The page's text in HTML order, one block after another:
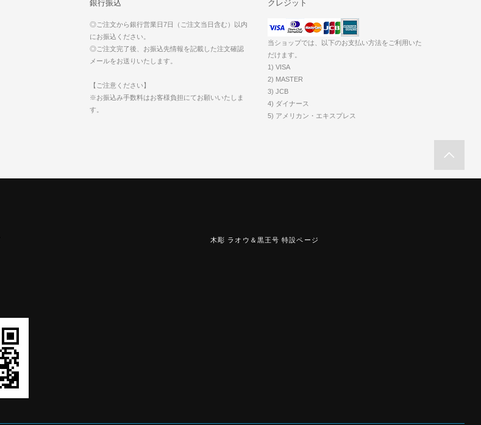
銀行振込
◎ご注文から銀行営業日7日（ご注文当日含む）以内
にお振込ください。
◎ご注文完了後、お振込先情報を記載した注文確認
メールをお送りいたします。
【ご注意ください】
※お振込み手数料はお客様負担にてお願いいたしま
す。
クレジット
当ショップでは、以下のお支払い方法をご利用いた
だけます。
1) VISA
2) MASTER
3) JCB
4) ダイナース
5) アメリカン・エキスプレス
木彫 ラオウ＆黒王号 特設ページ